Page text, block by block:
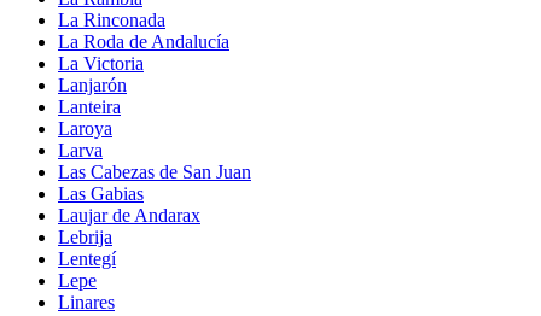
La Rinconada
La Roda de Andalucía
La Victoria
Lanjarón
Lanteira
Laroya
Larva
Las Cabezas de San Juan
Las Gabias
Laujar de Andarax
Lebrija
Lentegí
Lepe
Linares